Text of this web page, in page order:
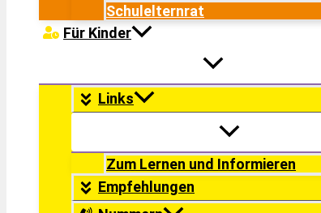
Schulelternrat
Für Kinder
Links
Zum Lernen und Informieren
Empfehlungen